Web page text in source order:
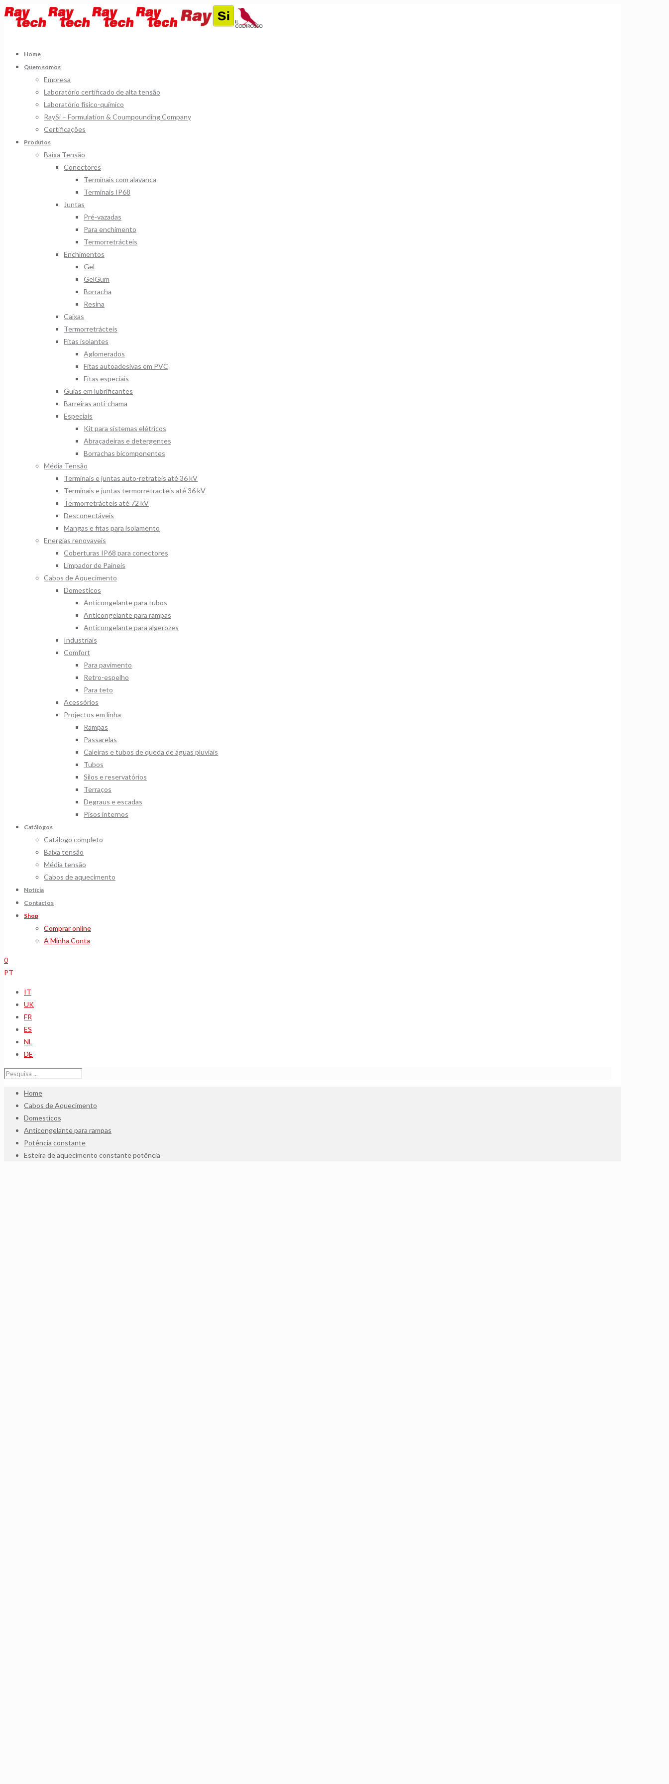
Home
Quem somos
Empresa
Laboratório certificado de alta tensão
Laboratório físico-químico
RaySi – Formulation & Coumpounding Company
Certificações
Produtos
Baixa Tensão
Conectores
Terminais com alavanca
Terminais IP68
Juntas
Pré-vazadas
Para enchimento
Termorretrácteis
Enchimentos
Gel
GelGum
Borracha
Resina
Caixas
Termorretrácteis
Fitas isolantes
Aglomerados
Fitas autoadesivas em PVC
Fitas especiais
Guias em lubrificantes
Barreiras anti-chama
Especiais
Kit para sistemas elétricos
Abraçadeiras e detergentes
Borrachas bicomponentes
Média Tensão
Terminais e juntas auto-retrateis até 36 kV
Terminais e juntas termorretracteis até 36 kV
Termorretrácteis até 72 kV
Desconectáveis
Mangas e fitas para isolamento
Energias renovaveis
Coberturas IP68 para conectores
Limpador de Paineis
Cabos de Aquecimento
Domesticos
Anticongelante para tubos
Anticongelante para rampas
Anticongelante para algerozes
Industriais
Comfort
Para pavimento
Retro-espelho
Para teto
Acessórios
Projectos em linha
Rampas
Passarelas
Caleiras e tubos de queda de águas pluviais
Tubos
Silos e reservatórios
Terraços
Degraus e escadas
Pisos internos
Catálogos
Catálogo completo
Baixa tensão
Média tensão
Cabos de aquecimento
Notícia
Contactos
Shop
Comprar online
A Minha Conta
0
PT
IT
UK
FR
ES
NL
DE
Home
Cabos de Aquecimento
Domesticos
Anticongelante para rampas
Potência constante
Esteira de aquecimento constante potência